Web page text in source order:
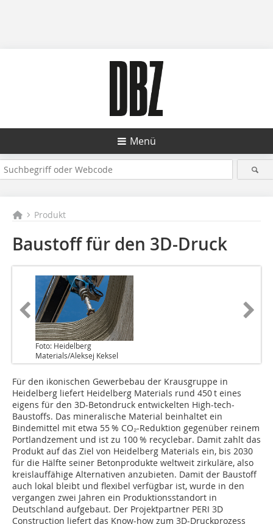
Menü
Produkt
Baustoff für den 3D-Druck
Foto: Heidelberg
Materials/Aleksej Keksel
Für den ikonischen Gewerbebau der Krausgruppe in
Heidelberg liefert Heidelberg Materials rund 450 t eines
eigens für den 3D-Betondruck entwickelten High-tech-
Baustoffs. Das mineralische Material beinhaltet ein
Bindemittel mit etwa 55 % CO₂-Reduktion gegenüber reinem
Portlandzement und ist zu 100 % recyclebar. Damit zahlt das
Produkt auf das Ziel von Heidelberg Materials ein, bis 2030
für die Hälfte seiner Betonprodukte weltweit zirkuläre, also
kreislauffähige Alternativen anzubieten. Damit der Baustoff
auch lokal bleibt und flexibel verfügbar ist, wurde in den
vergangen zwei Jahren ein Produktionsstandort in
Deutschland aufgebaut. Der Projektpartner PERI 3D
Construction liefert das Know-how zum 3D-Druckprozess